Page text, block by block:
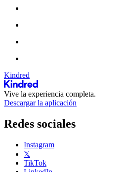
Kindred
Vive la experiencia completa.
Descargar la aplicación
Redes sociales
Instagram
𝕏
TikTok